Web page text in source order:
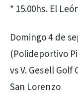
* 15.00hs. El
Domingo 4 de
(Polideportivo
vs V. Gesell Golf
San Lorenzo